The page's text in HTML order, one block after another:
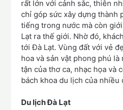
rất lớn với cảnh sắc, thiên
chỉ góp sức xây dựng thành
tiếng trong nước mà còn
Lạt ra thế giới. Nhờ đó,
tới Đà Lạt. Vùng đất với vẻ
hoa và sản vật phong phú
tận của thơ ca, nhạc họa và
bách khoa du lịch của
Du lịch Đà Lạt